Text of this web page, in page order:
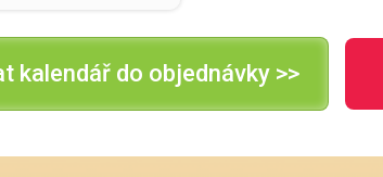
kalendář do objednávky >>